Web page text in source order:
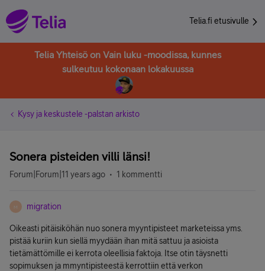
Telia.fi etusivulle
Telia Yhteisö on Vain luku -moodissa, kunnes
sulkeutuu kokonaan lokakuussa
Kysy ja keskustele -palstan arkisto
Sonera pisteiden villi länsi!
Forum|Forum|11 years ago 1 kommentti
M migration
Oikeasti pitäisiköhän nuo sonera myyntipisteet marketeissa yms.
pistää kuriin kun siellä myydään ihan mitä sattuu ja asioista
tietämättömille ei kerrota oleellisia faktoja. Itse otin täysnetti
sopimuksen ja mmyntipisteestä kerrottiin että verkon